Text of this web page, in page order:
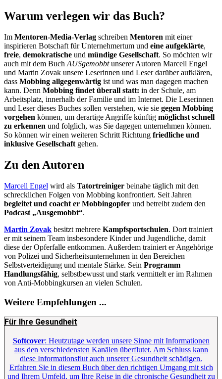
Warum verlegen wir das Buch?
Im Mentoren-Media-Verlag schreiben Mentoren mit einer
inspirieren Botschaft für Unternehmertum und eine aufgeklärte,
freie, demokratische und mündige Gesellschaft. So möchten wir
auch mit dem Buch AUSgemobbtunserer Autoren Marcell Engel
und Martin Zovak unsere Leserinnen und Leser darüber aufklären,
dass Mobbing allgegenwärtig ist und was man dagegen machen
kann. Denn Mobbing findet überall statt: in der Schule, am
Arbeitsplatz, innerhalb der Familie und im Internet. Die Leserinnen
und Leser dieses Buches sollen verstehen, wie sie gegen Mobbing
vorgehen können, um derartige Angriffe künftig möglichst schnell
zu erkennen und folglich, was Sie dagegen unternehmen können.
So können wir einen weiteren Schritt Richtung friedliche und
inklusive Gesellschaft gehen.
Zu den Autoren
Marcell Engel wird als Tatortreiniger beinahe täglich mit den
schrecklichen Folgen von Mobbing konfrontiert. Seit Jahren
begleitet und coacht er Mobbingopfer und betreibt zudem den
Podcast „Ausgemobbt“.
Martin Zovak besitzt mehrere Kampfsportschulen. Dort trainiert
er mit seinem Team insbesondere Kinder und Jugendliche, damit
diese der Opferfalle entkommen. Außerdem trainiert er Angehörige
von Polizei und Sicherheitsunternehmen in den Bereichen
Selbstverteidigung und mentale Stärke. Sein Programm
Handlungsfähig, selbstbewusst und stark vermittelt er im Rahmen
von Anti-Mobbingkursen an vielen Schulen.
Weitere Empfehlungen ...
Für Ihre Gesundheit
Softcover: Heutzutage werden unsere Sinne mit Informationen
aus den verschiedensten Kanälen überflutet. Am Schluss kann
diese Informationsflut auch unserer Gesundheit schädigen.
Erfahren Sie in diesem Buch über den richtigen Umgang mit sich
und Ihrem Umfeld, um Ihre Reise in die chronische Gesundheit zu